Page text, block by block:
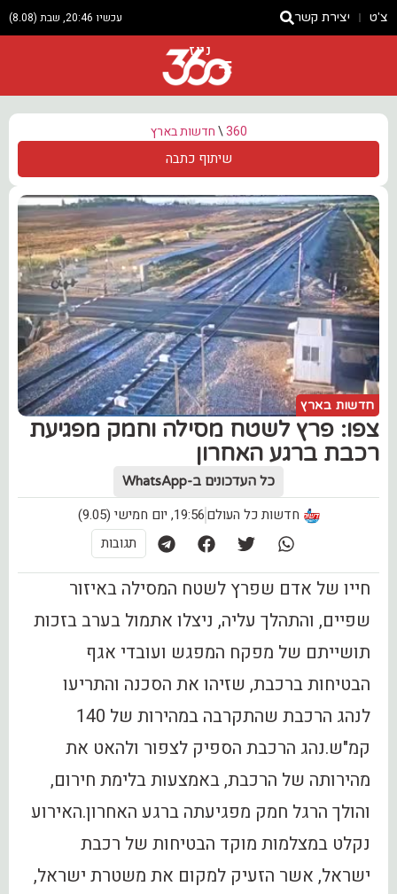
צ'ט יצירת קשר עכשיו 20:46, שבת (8.08)
ניוז
360
\חדשות בארץ
שיתוף כתבה
חדשות בארץ
צפו: פרץ לשטח מסילה וחמק מפגיעת
רכבת ברגע האחרון
כל העדכונים ב-WhatsApp
חדשות כל העולם19:56, יום חמישי (9.05)
תגובות
חייו של אדם שפרץ לשטח המסילה באיזור
שפיים, והתהלך עליה, ניצלו אתמול בערב בזכות
תושייתם של מפקח המפגש ועובדי אגף
הבטיחות ברכבת, שזיהו את הסכנה והתריעו
לנהג הרכבת שהתקרבה במהירות של 140
קמ"ש.נהג הרכבת הספיק לצפור ולהאט את
מהירותה של הרכבת, באמצעות בלימת חירום,
והולך הרגל חמק מפגיעתה ברגע האחרון.האירוע
נקלט במצלמות מוקד הבטיחות של רכבת
ישראל, אשר הזעיק למקום את משטרת ישראל,